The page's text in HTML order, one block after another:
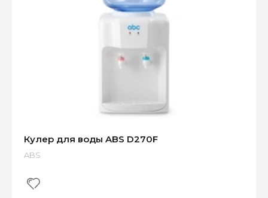
Кулер для воды ABS D270F
ABS